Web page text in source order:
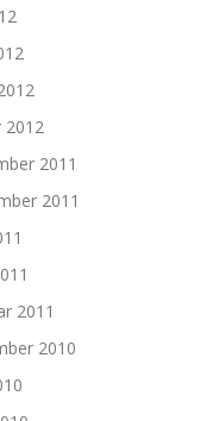
2012
2011
2011
2011
2010